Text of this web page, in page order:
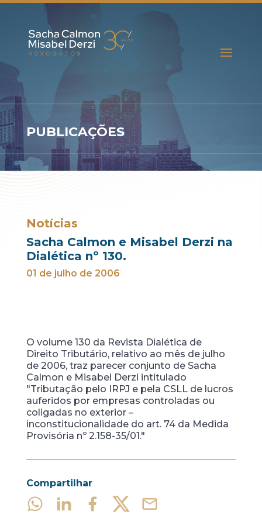
PUBLICAÇÕES
Notícias
Sacha Calmon e Misabel Derzi na
Dialética nº 130.
01 de julho de 2006
O volume 130 da Revista Dialética de
Direito Tributário, relativo ao mês de julho
de 2006, traz parecer conjunto de Sacha
Calmon e Misabel Derzi intitulado
"Tributação pelo IRPJ e pela CSLL de lucros
auferidos por empresas controladas ou
coligadas no exterior –
inconstitucionalidade do art. 74 da Medida
Provisória nº 2.158-35/01."
Compartilhar